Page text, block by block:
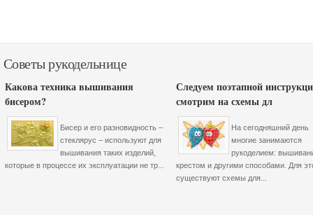
Советы рукодельнице
Какова техника вышивания
бисером?
Бисер и его разновидность –
стеклярус – используют для
вышивания таких изделий,
которые в процессе их эксплуатации не тр...
Следуем поэтапной
смотрим на схемы дл
На сегодняшний день
многие занимаются
рукоделием:
крестом и другими способами. Для
существуют схемы для...